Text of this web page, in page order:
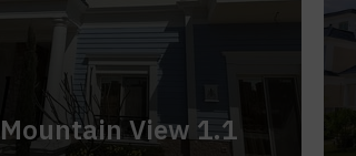
Mountain View 1.1